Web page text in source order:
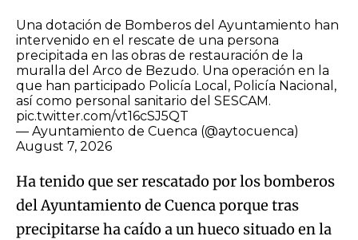
Una dotación de Bomberos del Ayuntamiento han
intervenido en el rescate de una persona
precipitada en las obras de restauración de la
muralla del Arco de Bezudo. Una operación en la
que han participado Policía Local, Policía Nacional,
así como personal sanitario del SESCAM.
pic.twitter.com/vt16cSJ5QT
— Ayuntamiento de Cuenca (@aytocuenca)
August 7, 2026
Ha tenido que ser rescatado por los bomberos
del Ayuntamiento de Cuenca porque tras
precipitarse ha caído a un hueco situado en la